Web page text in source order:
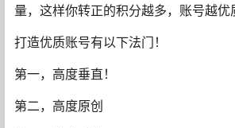
量，这样你转正的积分越多，账号越优
打造优质账号有以下法门！
第一，高度垂直！
第二，高度原创